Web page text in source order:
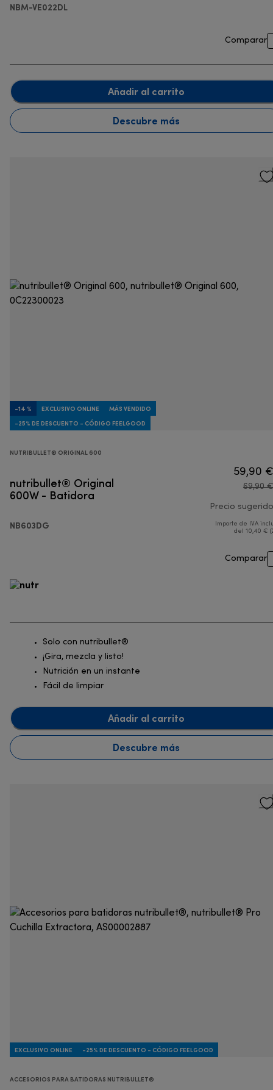
NBM-VE022DL
Comparar
Añadir al carrito
Descubre más
-14 % EXCLUSIVO ONLINE
MÁS VENDIDO
-25% DE DESCUENTO - CÓDIGO FEELGOOD
NUTRIBULLET® ORIGINAL 600
nutribullet® Original
600W - Batidora
NB603DG
59,90 €
69,90 €
Precio sugerido
Importe de IVA
del 10,40 €
Comparar
Solo con nutribullet®
¡Gira, mezcla y listo!
Nutrición en un instante
Fácil de limpiar
Añadir al carrito
Descubre más
EXCLUSIVO ONLINE -25% DE DESCUENTO - CÓDIGO FEELGOOD
ACCESORIOS PARA BATIDORAS NUTRIBULLET®